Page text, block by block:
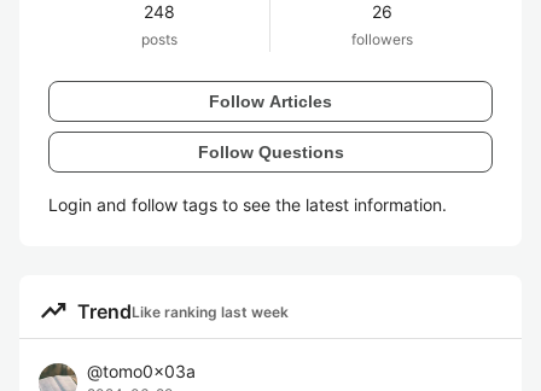
248
posts
26
followers
Follow Articles
Follow Questions
Login and follow tags to see the latest information.
trending_up TrendLike ranking last week
@tomo0x03a